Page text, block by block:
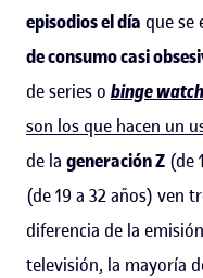
episodios el día que se
de consumo casi
de series o binge
son los que hacen un
de la generación Z (de
(de 19 a 32 años) ven
diferencia de la
televisión, la mayoría